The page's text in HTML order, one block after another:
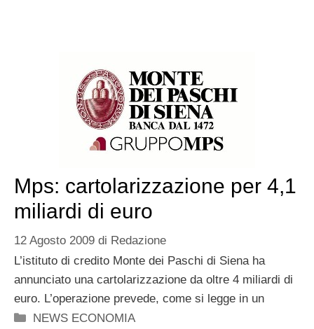
Mps: cartolarizzazione per 4,1
miliardi di euro
12 Agosto 2009 di Redazione
L’istituto di credito Monte dei Paschi di Siena ha
annunciato una cartolarizzazione da oltre 4 miliardi di
euro. L’operazione prevede, come si legge in un
Categorie
NEWS ECONOMIA